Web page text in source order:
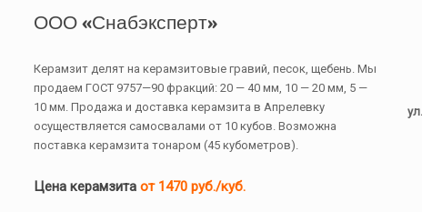
ООО «Снабэксперт»
Керамзит делят на керамзитовые гравий, песок, щебень. Мы
продаем ГОСТ 9757—90 фракций: 20 — 40 мм, 10 — 20 мм, 5 —
10 мм. Продажа и доставка керамзита в Апрелевку
осуществляется самосвалами от 10 кубов. Возможна
поставка керамзита тонаром (45 кубометров).
Цена керамзита от 1470 руб./куб.